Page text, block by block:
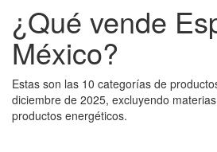
¿Qué vende
México?
Estas son las 10 categorías de
diciembre de 2025, excluyendo
productos energéticos.